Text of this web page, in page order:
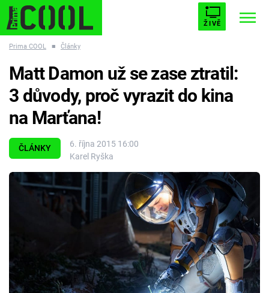
ŽIVĚ
ESCAPE PLNEJ KOTEL AVENGERS 5
Témata
Filmy
Cool Esport
Prima COOL ■ Články
ČLÁNKY
6. října 2015 16:00
Karel Ryška
Matt Damon už se zase ztratil:
3 důvody, proč vyrazit do kina
na Marťana!